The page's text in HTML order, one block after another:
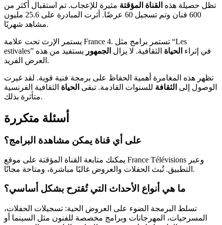
تظل حصيلة هذه القناة المؤقتة مثيرة للإعجاب. تم استقبال أكثر من
600 فنان وتم تسجيل 60 عرضًا. أثرت المبادرة على 25.6 مليون
مشاهد شهريًا.
يستمر الإرث تحت علامة France 4. تستمر برامج مثل “Les
estivales” في إثراء الحياة الثقافية. لا يزال الجمهور يستفيد من هذه
العرض الفريد.
تظهر هذه المغامرة أهمية الحفاظ على برمجة فنية قوية. لقد غيرت
الوصول إلى الثقافة للسنوات القادمة. تبقى الحياة الثقافية الفرنسية
متأثرة بذلك.
أسئلة متكررة
على أي قناة يمكن مشاهدة البرامج؟
يمكنك متابعة القناة المؤقتة على موقع France Télévisions وعبر
التطبيق. تُبث الحفلات والعروض غالبًا مباشرة، ومتاحة مجانًا.
ما هي أنواع الأحداث التي تُقترح بشكل أساسي؟
تسلط البرمجة الضوء على العروض الحية: تسجيلات الحفلات،
المسرحيات، المهرجانات وبرامج مخصصة للفنون مثل السينما أو